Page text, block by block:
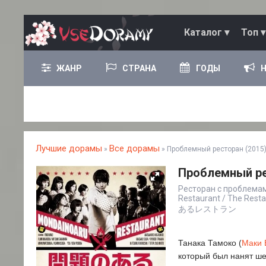
Каталог ▾ Топ ▾
ЖАНР СТРАНА ГОДЫ
Лучшие дорамы » Все дорамы » Проблемный ресторан (2015)
Проблемный
Ресторан с
Restaurant / The
あるレストラン
Танака Тамоко (Маки
который был нанят